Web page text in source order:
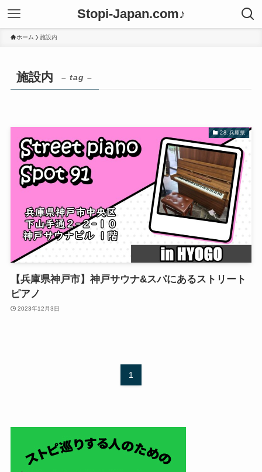
Stopi-Japan.com♪
ホーム 施設内
施設内 – tag –
28. 兵庫県
【兵庫県神戸市】神戸サウナ&スパにあるストリート
ピアノ
2023年12月3日
1